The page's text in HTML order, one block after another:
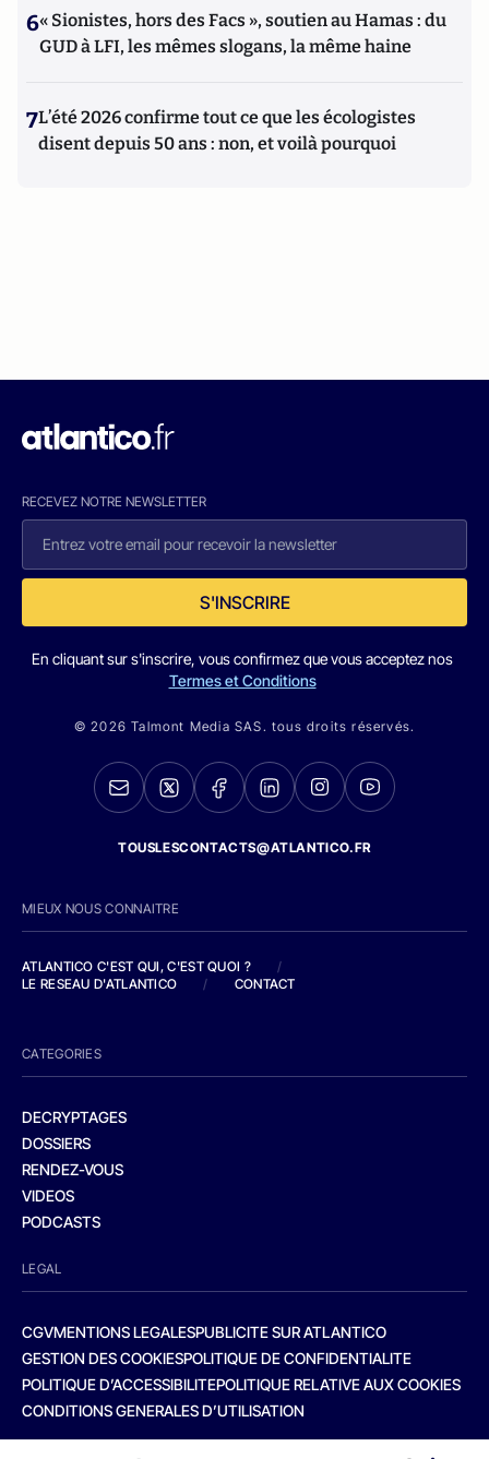
6« Sionistes, hors des Facs », soutien au Hamas : du
GUD à LFI, les mêmes slogans, la même haine
7L’été 2026 confirme tout ce que les écologistes
disent depuis 50 ans : non, et voilà pourquoi
RECEVEZ NOTRE NEWSLETTER
S'INSCRIRE
En cliquant sur s'inscrire, vous confirmez que vous acceptez nos
Termes et Conditions
© 2026 Talmont Media SAS. tous droits réservés.
TOUSLESCONTACTS@ATLANTICO.FR
MIEUX NOUS CONNAITRE
ATLANTICO C'EST QUI, C'EST QUOI ?
/
LE RESEAU D'ATLANTICO
/ CONTACT
CATEGORIES
DECRYPTAGES
DOSSIERS
RENDEZ-VOUS
VIDEOS
PODCASTS
LEGAL
CGVMENTIONS LEGALESPUBLICITE SUR ATLANTICO
GESTION DES COOKIESPOLITIQUE DE CONFIDENTIALITE
POLITIQUE D’ACCESSIBILITEPOLITIQUE RELATIVE AUX COOKIES
CONDITIONS GENERALES D’UTILISATION